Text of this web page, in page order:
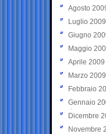
Agosto
Luglio 2009
Giugno
Maggio
Aprile 2009
Marzo 2009
Febbraio
Gennaio
Dicembre
Novembre